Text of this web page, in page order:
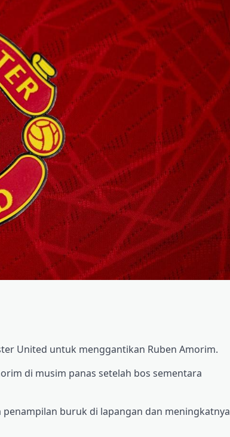
United untuk menggantikan Ruben Amorim.
di musim panas setelah bos sementara
buruk di lapangan dan meningkatnya